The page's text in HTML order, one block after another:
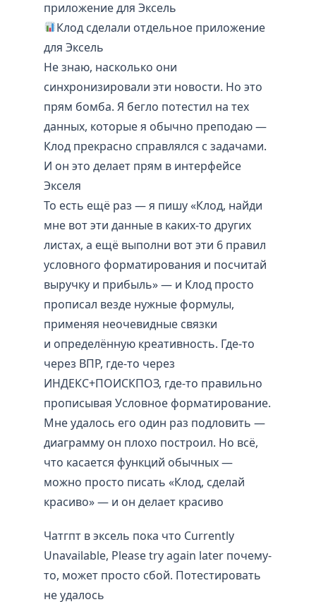
приложение для Эксель
Клод сделали отдельное приложение
для Эксель
Не знаю, насколько они
синхронизировали эти новости. Но это
прям бомба. Я бегло потестил на тех
данных, которые я обычно преподаю —
Клод прекрасно справлялся с задачами.
И он это делает прям в интерфейсе
Экселя
То есть ещё раз — я пишу «Клод, найди
мне вот эти данные в каких-то других
листах, а ещё выполни вот эти 6 правил
условного форматирования и посчитай
выручку и прибыль» — и Клод просто
прописал везде нужные формулы,
применяя неочевидные связки
и определённую креативность. Где-то
через ВПР, где-то через
ИНДЕКС+ПОИСКПОЗ, где-то правильно
прописывая Условное форматирование.
Мне удалось его один раз подловить —
диаграмму он плохо построил. Но всё,
что касается функций обычных —
можно просто писать «Клод, сделай
красиво» — и он делает красиво
Чатгпт в эксель пока что Currently
Unavailable, Please try again later почему-
то, может просто сбой. Потестировать
не удалось